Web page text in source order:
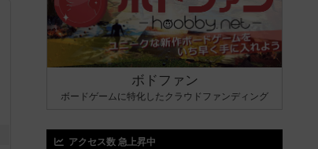
ボドファン
ボードゲームに特化したクラウドファンディング
アクセス数 急上昇中